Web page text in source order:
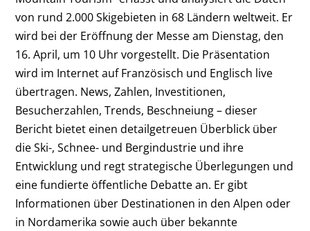
von rund 2.000 Skigebieten in 68 Ländern weltweit. Er
wird bei der Eröffnung der Messe am Dienstag, den
16. April, um 10 Uhr vorgestellt. Die Präsentation
wird im Internet auf Französisch und Englisch live
übertragen. News, Zahlen, Investitionen,
Besucherzahlen, Trends, Beschneiung – dieser
Bericht bietet einen detailgetreuen Überblick über
die Ski-, Schnee- und Bergindustrie und ihre
Entwicklung und regt strategische Überlegungen und
eine fundierte öffentliche Debatte an. Er gibt
Informationen über Destinationen in den Alpen oder
in Nordamerika sowie auch über bekannte